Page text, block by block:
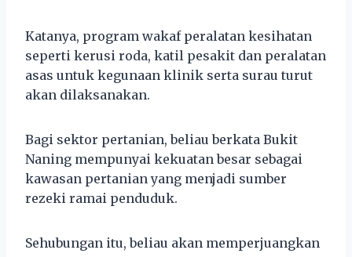
Katanya, program wakaf peralatan kesihatan
seperti kerusi roda, katil pesakit dan peralatan
asas untuk kegunaan klinik serta surau turut
akan dilaksanakan.
Bagi sektor pertanian, beliau berkata Bukit
Naning mempunyai kekuatan besar sebagai
kawasan pertanian yang menjadi sumber
rezeki ramai penduduk.
Sehubungan itu, beliau akan memperjuangkan